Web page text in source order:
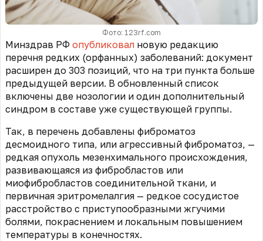
Фото: 123rf.com
Минздрав РФ опубликовал новую редакцию
перечня редких (орфанных) заболеваний: документ
расширен до 303 позиций, что на три пункта больше
предыдущей версии. В обновленный список
включены две нозологии и один дополнительный
синдром в составе уже существующей группы.
Так, в перечень добавлены фиброматоз
десмоидного типа, или агрессивный фиброматоз, —
редкая опухоль мезенхимального происхождения,
развивающаяся из фибробластов или
миофибробластов соединительной ткани, и
первичная эритромелалгия — редкое сосудистое
расстройство с приступообразными жгучими
болями, покраснением и локальным повышением
температуры в конечностях.